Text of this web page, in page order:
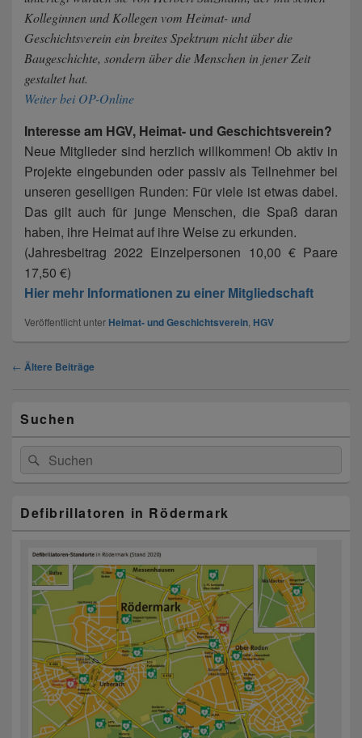
Kolleginnen und Kollegen vom Heimat- und
Geschichtsverein ein breites Spektrum nicht über die
Baugeschichte, sondern über die Menschen in jener Zeit
gestaltet hat.
Weiter bei OP-Online
Interesse am HGV, Heimat- und Geschichtsverein?
Neue Mitglieder sind herzlich willkommen! Ob aktiv in
Projekte eingebunden oder passiv als Teilnehmer bei
unseren geselligen Runden: Für viele ist etwas dabei.
Das gilt auch für junge Menschen, die Spaß daran
haben, ihre Heimat auf ihre Weise zu erkunden.
(Jahresbeitrag 2022 Einzelpersonen 10,00 € Paare
17,50 €)
Hier mehr Informationen zu einer Mitgliedschaft
Veröffentlicht unter Heimat- und Geschichtsverein HGV
Beitragsnavigation
← Ältere Beiträge
Seitenleisten-
Widgetbereich
Suchen
Suchen
nach:
Suchen
Defibrillatoren in Rödermark